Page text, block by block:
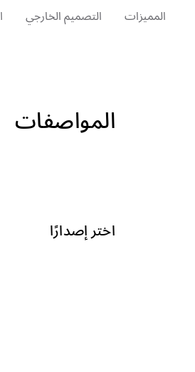
المميزات التصميم الخارجي
المواصفات
اختر إصدارًا